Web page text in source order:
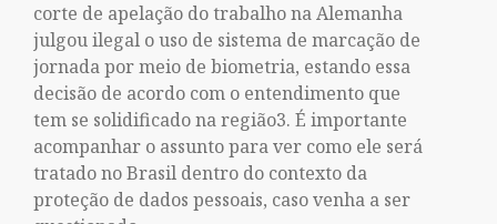
corte de apelação do trabalho na Alemanha
julgou ilegal o uso de sistema de marcação de
jornada por meio de biometria, estando essa
decisão de acordo com o entendimento que
tem se solidificado na região3. É importante
acompanhar o assunto para ver como ele será
tratado no Brasil dentro do contexto da
proteção de dados pessoais, caso venha a ser